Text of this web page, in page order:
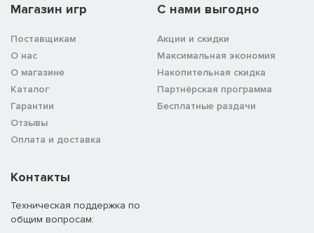
Магазин игр
Поставщикам
О нас
О магазине
Каталог
Гарантии
Отзывы
Оплата и доставка
C нами выгодно
Акции и скидки
Максимальная экономия
Накопительная скидка
Партнёрская программа
Бесплатные раздачи
Контакты
Техническая поддержка по
общим вопросам: